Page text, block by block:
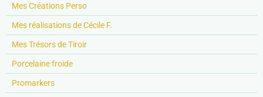
Mes Créations Perso
Mes réalisations de Cécile F.
Mes Trésors de Tiroir
Porcelaine froide
Promarkers